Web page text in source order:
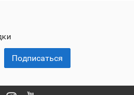
Подписаться